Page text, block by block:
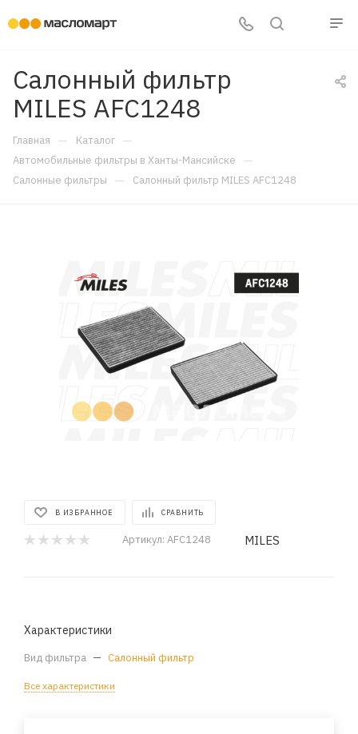
Салонный фильтр
MILES AFC1248
Главная — Каталог —
Автомобильные фильтры в Ханты-Мансийске —
Салонные фильтры — Салонный фильтр MILES AFC1248
В ИЗБРАННОЕ СРАВНИТЬ
Артикул: AFC1248 MILES
Характеристики
Вид фильтра — Салонный фильтр
Все характеристики